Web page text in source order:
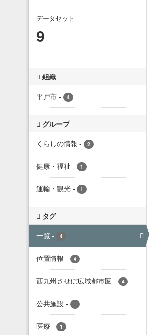
データセット
9
組織
平戸市 - 4
グループ
くらしの情報 - 2
健康・福祉 - 1
運輸・観光 - 1
タグ
一覧 - 4
位置情報 - 4
西九州させぼ広域都市圏 - 4
公共施設 - 1
医療 - 1